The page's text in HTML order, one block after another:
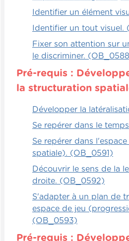
un ou deux petits
ensuite aller placer sur le
obstacles, prend une
la placer exactement au
rapport à la première
Combien de temps cela
l'enfant pour faire
voir.
Identifier un élément
Identifier un tout visuel.
Fixer son attention sur
le discriminer.
Pré-requis :
la structuration
Développer la
Se repérer dans le
Se repérer dans
spatiale). (OB_0591)
Découvrir le sens de la
droite. (OB_0592)
S'adapter à un plan de
espace de jeu
(OB_0593)
Pré-requis :